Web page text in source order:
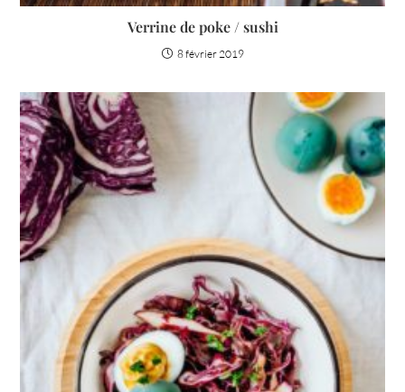
Verrine de poke / sushi
8 février 2019